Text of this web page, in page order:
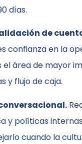
días.
de
confianza en la
el área de mayor
y flujo de caja.
y políticas
cuando la